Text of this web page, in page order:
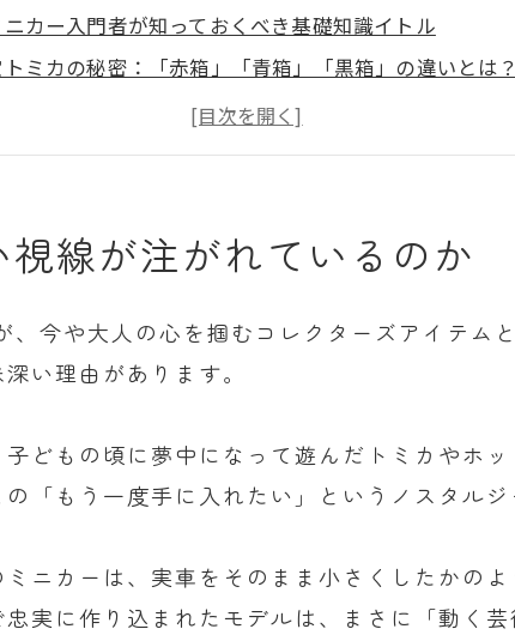
ニカー入門者が知っておくべき基礎知識イトル
ミカの秘密：「赤箱」「青箱」「黒箱」の違いとは？
たのミニカーがお宝かも？高額買取が期待できるモデル
ーを高く売るための4つのポイント
線が注がれているのか
、今や大人の心を掴むコレクターズアイテム
い理由があります。
どもの頃に夢中になって遊んだトミカやホ
「もう一度手に入れたい」というノスタル
ニカーは、実車をそのまま小さくしたかの
実に作り込まれたモデルは、まさに「動く芸